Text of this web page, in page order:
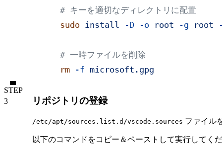
# キーを適切なディレクトリに配置
sudo install -D -o root -g root
# 一時ファイルを削除
rm -f microsoft.gpg
STEP
リポジトリの登録
/etc/apt/sources.list.d/vscode.sources ファイル
以下のコマンドをコピー＆ペーストして実行してく